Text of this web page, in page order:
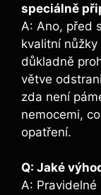
speciálně
A: Ano, před
kvalitní
důkladně
větve
zda není
nemocemi,
opatření.
Q: Jaké
A: Pravidelné